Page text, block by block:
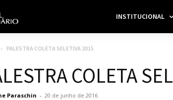
INSTITUCIONAL
PALESTRA COLETA SELETIVA 2015
COLETA
Paraschin - 20 de junho de 2016